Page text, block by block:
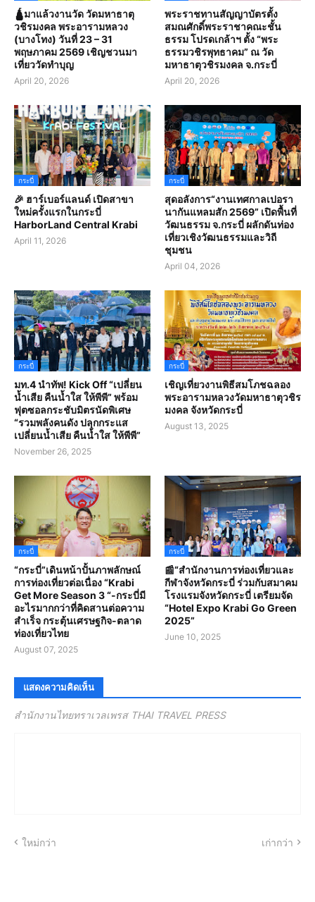
🛕มาแล้วงานวัด วัดมหาธาตุ
วชิรมงคล พระอารามหลวง
(บางโทง) วันที่ 23 – 31
พฤษภาคม 2569 เชิญชวนมา
เที่ยววัดทำบุญ
April 20, 2026
พระราชทานสัญญาบัตรตั้ง
สมณศักดิ์พระราชาคณะชั้น
ธรรม โปรดเกล้าฯ ตั้ง “พระ
ธรรมวชิรพุทธาคม” ณ วัด
มหาธาตุวชิรมงคล จ.กระบี่
April 20, 2026
กระบี่
🎉 ฮาร์เบอร์แลนด์ เปิดสาขา
ใหม่ครั้งแรกในกระบี่
HarborLand Central Krabi
April 11, 2026
กระบี่
สุดอลังการ“งานเทศกาลเปอรา
นากันแหลมสัก 2569” เปิดพื้นที่
วัฒนธรรม จ.กระบี่ ผลักดันท่อง
เที่ยวเชิงวัฒนธรรมและวิถี
ชุมชน
April 04, 2026
กระบี่
มท.4 นำทัพ! Kick Off “เปลี่ยน
น้ำเสีย คืนน้ำใส ให้พีพี” พร้อม
ฟุตซอลกระชับมิตรนัดพิเศษ
“รวมพลังคนดัง ปลุกกระแส
เปลี่ยนน้ำเสีย คืนน้ำใส ให้พีพี”
November 26, 2025
กระบี่
เชิญเที่ยวงานพิธีสมโภชฉลอง
พระอารามหลวงวัดมหาธาตุวชิร
มงคล จังหวัดกระบี่
August 13, 2025
กระบี่
“กระบี่”เดินหน้าปั้นภาพลักษณ์
การท่องเที่ยวต่อเนื่อง “Krabi
Get More Season 3 “-กระบี่มี
อะไรมากกว่าที่คิดสานต่อความ
สำเร็จ กระตุ้นเศรษฐกิจ-ตลาด
ท่องเที่ยวไทย
August 07, 2025
กระบี่
📰“สํานักงานการท่องเที่ยวและ
กีฬาจังหวัดกระบี่ ร่วมกับสมาคม
โรงแรมจังหวัดกระบี่ เตรียมจัด
“Hotel Expo Krabi Go Green
2025”
June 10, 2025
แสดงความคิดเห็น
สำนักงานไทยทราเวลเพรส THAI TRAVEL PRESS
ใหม่กว่า เก่ากว่า